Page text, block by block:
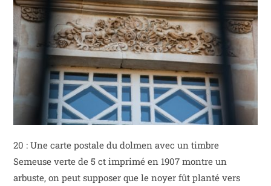
20 : Une carte postale du dolmen avec un timbre
Semeuse verte de 5 ct imprimé en 1907 montre un
arbuste, on peut supposer que le noyer fût planté vers